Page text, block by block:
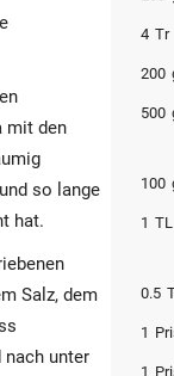
mit den
so lange
hat.
Salz, dem
nach unter
4 Tr
200
500
100
1 TL
0.5
1
1